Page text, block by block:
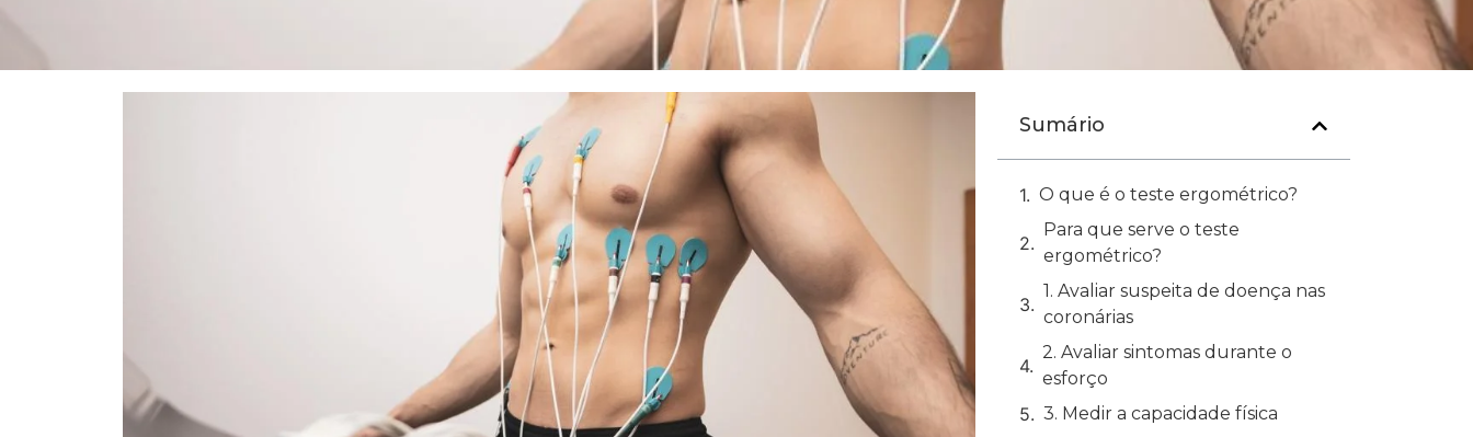
Sumário
O que é o teste ergométrico?
Para que serve o teste
ergométrico?
1. Avaliar suspeita de doença nas
coronárias
2. Avaliar sintomas durante o
esforço
3. Medir a capacidade física